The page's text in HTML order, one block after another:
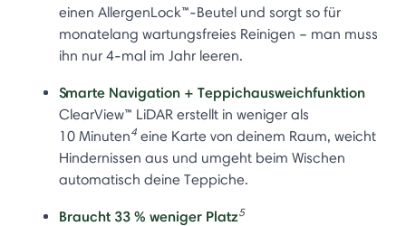
einen AllergenLock™-Beutel und sorgt so für
monatelang wartungsfreies Reinigen – man muss
ihn nur 4-mal im Jahr leeren.
Smarte Navigation + Teppichausweichfunktion
ClearView™ LiDAR erstellt in weniger als
10 Minuten4 eine Karte von deinem Raum, weicht
Hindernissen aus und umgeht beim Wischen
automatisch deine Teppiche.
Braucht 33 % weniger Platz5